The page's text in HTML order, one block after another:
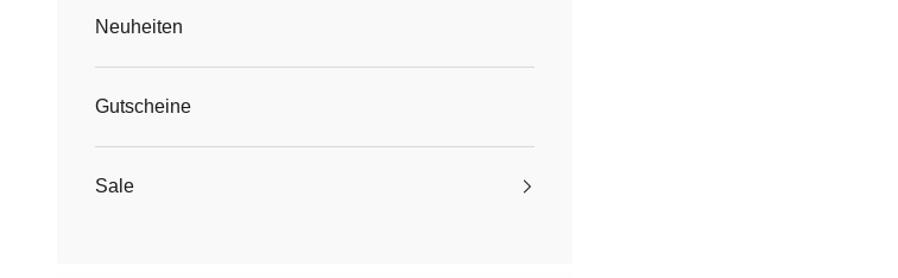
Neuheiten
Gutscheine
Sale